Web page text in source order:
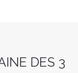
DES 3